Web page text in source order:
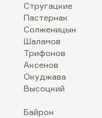
Стругацкие
Пастернак
Солженицын
Шаламов
Трифонов
Аксенов
Окуджава
Высоцкий
Байрон